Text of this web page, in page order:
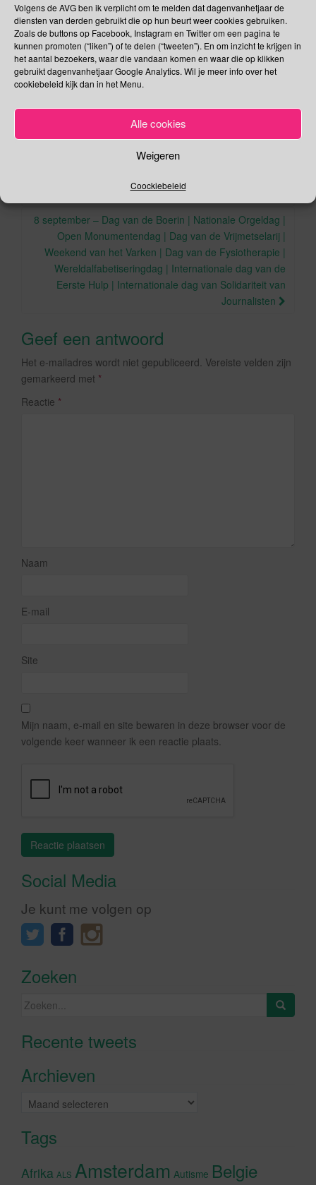
Volgens de AVG ben ik verplicht om te melden dat dagenvanhetjaar de
diensten van derden gebruikt die op hun beurt weer cookies gebruiken.
Zoals de buttons op Facebook, Instagram en Twitter om een pagina te
kunnen promoten (“liken”) of te delen (“tweeten”). En om inzicht te krijgen in
het aantal bezoekers, waar die vandaan komen en waar die op klikken
gebruikt dagenvanhetjaar Google Analytics. Wil je meer info over het
cookiebeleid kijk dan in het Menu.
Alle cookies
Weigeren
Coockiebeleid
F
a
c
e
b
T
wi
tt
er
September Armoede,Armoederisico,CBS, Duchenne
Spierdystrofie,Dutch Marines ,rotterdam,Wereldhavendagen.
Permalink.
8 september – Dag van de Boerin | Nationale Orgeldag |
Open Monumentendag | Dag van de Vrijmetselarij |
Weekend van het Varken | Dag van de Fysiotherapie |
Wereldalfabetiseringdag | Internationale dag van de
Eerste Hulp | Internationale dag van Solidariteit van
Journalisten
Geef een antwoord
Het e-mailadres wordt niet gepubliceerd. Vereiste velden zijn
gemarkeerd met *
Reactie *
Naam
E-mail
Site
Mijn naam, e-mail en site bewaren in deze browser voor de
volgende keer wanneer ik een reactie plaats.
Social Media
Je kunt me volgen op
Zoeken
Zoeken
Recente tweetsKlik om marketing cookies te
Archieven
Archieven
Tags
Afrika ALS Amsterdam Autisme Belgie